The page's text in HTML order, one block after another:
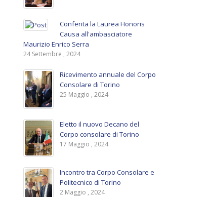
Conferita la Laurea Honoris
Causa all'ambasciatore
Maurizio Enrico Serra
24 Settembre , 2024
Ricevimento annuale del Corpo
Consolare di Torino
25 Maggio , 2024
Eletto il nuovo Decano del
Corpo consolare di Torino
17 Maggio , 2024
Incontro tra Corpo Consolare e
Politecnico di Torino
2 Maggio , 2024